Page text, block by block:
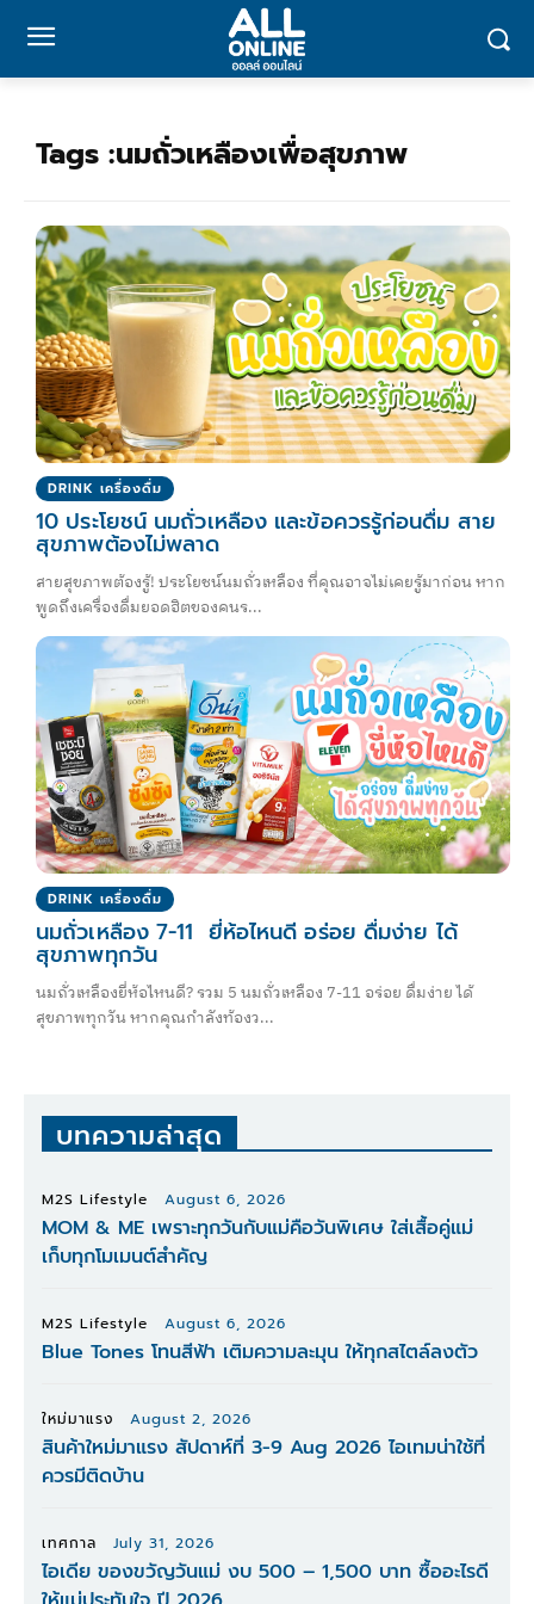
Tags :นมถั่วเหลืองเพื่อสุขภาพ
DRINK เครื่องดื่ม
10 ประโยชน์ นมถั่วเหลือง และข้อควรรู้ก่อนดื่ม สาย
สุขภาพต้องไม่พลาด
สายสุขภาพต้องรู้! ประโยชน์นมถั่วเหลือง ที่คุณอาจไม่เคยรู้มาก่อน หาก
พูดถึงเครื่องดื่มยอดฮิตของคนร...
DRINK เครื่องดื่ม
นมถั่วเหลือง 7-11 ยี่ห้อไหนดี อร่อย ดื่มง่าย ได้
สุขภาพทุกวัน
นมถั่วเหลืองยี่ห้อไหนดี? รวม 5 นมถั่วเหลือง 7-11 อร่อย ดื่มง่าย ได้
สุขภาพทุกวัน หากคุณกำลังท้องว...
บทความล่าสุด
M2S Lifestyle August 6, 2026
MOM & ME เพราะทุกวันกับแม่คือวันพิเศษ ใส่เสื้อคู่แม่
เก็บทุกโมเมนต์สำคัญ
M2S Lifestyle August 6, 2026
Blue Tones โทนสีฟ้า เติมความละมุน ให้ทุกสไตล์ลงตัว
ใหม่มาแรง August 2, 2026
สินค้าใหม่มาแรง สัปดาห์ที่ 3-9 Aug 2026 ไอเทมน่าใช้ที่
ควรมีติดบ้าน
เทศกาล July 31, 2026
ไอเดีย ของขวัญวันแม่ งบ 500 – 1,500 บาท ซื้ออะไรดี